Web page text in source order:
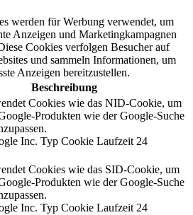
werden für Werbung verwendet, um
Anzeigen und Marketingkampagnen
Cookies verfolgen Besucher auf
und sammeln Informationen, um
Anzeigen bereitzustellen.
Beschreibung
Cookies wie das NID-Cookie, um
Produkten wie der Google-Suche
Inc. Typ Cookie Laufzeit 24
Cookies wie das SID-Cookie, um
Produkten wie der Google-Suche
Inc. Typ Cookie Laufzeit 24